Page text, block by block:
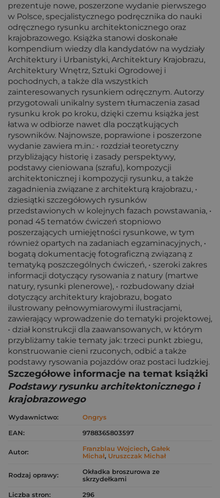
prezentuje nowe, poszerzone wydanie pierwszego
w Polsce, specjalistycznego podręcznika do nauki
odręcznego rysunku architektonicznego oraz
krajobrazowego. Książka stanowi doskonałe
kompendium wiedzy dla kandydatów na wydziały
Architektury i Urbanistyki, Architektury Krajobrazu,
Architektury Wnętrz, Sztuki Ogrodowej i
pochodnych, a także dla wszystkich
zainteresowanych rysunkiem odręcznym. Autorzy
przygotowali unikalny system tłumaczenia zasad
rysunku krok po kroku, dzięki czemu książka jest
łatwa w odbiorze nawet dla początkujących
rysowników. Najnowsze, poprawione i poszerzone
wydanie zawiera m.in.: • rozdział teoretyczny
przybliżający historię i zasady perspektywy,
podstawy cieniowana (szrafu), kompozycji
architektonicznej i kompozycji rysunku, a także
zagadnienia związane z architekturą krajobrazu, •
dziesiątki szczegółowych rysunków
przedstawionych w kolejnych fazach powstawania, •
ponad 45 tematów ćwiczeń stopniowo
poszerzających umiejętności rysunkowe, w tym
również opartych na zadaniach egzaminacyjnych, •
bogatą dokumentację fotograficzną związaną z
tematyką poszczególnych ćwiczeń, • szeroki zakres
informacji dotyczący rysowania z natury (martwe
natury, rysunki plenerowe), • rozbudowany dział
dotyczący architektury krajobrazu, bogato
ilustrowany pełnowymiarowymi ilustracjami,
zawierający wprowadzenie do tematyki projektowej,
• dział konstrukcji dla zaawansowanych, w którym
przybliżamy takie tematy jak: trzeci punkt zbiegu,
konstruowanie cieni rzuconych, odbić a także
podstawy rysowania pojazdów oraz postaci ludzkiej.
Szczegółowe informacje na temat książki
Podstawy rysunku architektonicznego i
krajobrazowego
Wydawnictwo:
Ongrys
EAN:
9788365803597
Autor: Franzblau Wojciech, Gałek
Michał, Uruszczak Michał
Rodzaj oprawy:
Okładka broszurowa ze
skrzydełkami
Liczba stron:
296